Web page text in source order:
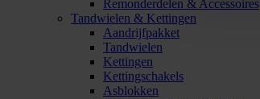
Remonderdelen & Accessoires
Tandwielen & Kettingen
Aandrijfpakket
Tandwielen
Kettingen
Kettingschakels
Asblokken